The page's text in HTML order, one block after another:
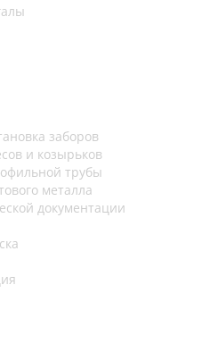
заборов
и козырьков
трубы
металла
документации